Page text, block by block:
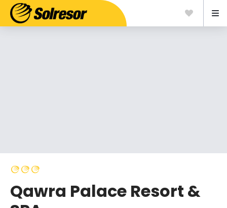
Qawra Palace Resort &